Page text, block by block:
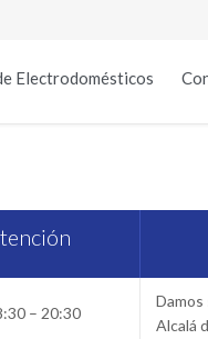
Electrodomésticos
– 20:30
Damos
Alcalá